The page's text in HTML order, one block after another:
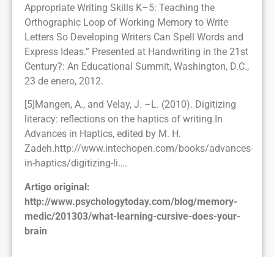
Appropriate Writing Skills K–5: Teaching the
Orthographic Loop of Working Memory to Write
Letters So Developing Writers Can Spell Words and
Express Ideas.” Presented at Handwriting in the 21st
Century?: An Educational Summit, Washington, D.C.,
23 de enero, 2012.
[5]Mangen, A., and Velay, J. –L. (2010). Digitizing
literacy: reflections on the haptics of writing.In
Advances in Haptics, edited by M. H.
Zadeh.http://www.intechopen.com/books/advances-
in-haptics/digitizing-li….
Artigo original:
http://www.psychologytoday.com/blog/memory-
medic/201303/what-learning-cursive-does-your-
brain